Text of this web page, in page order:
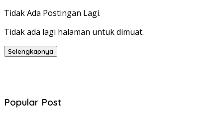
Tidak Ada Postingan Lagi.
Tidak ada lagi halaman untuk dimuat.
Selengkapnya
Popular Post